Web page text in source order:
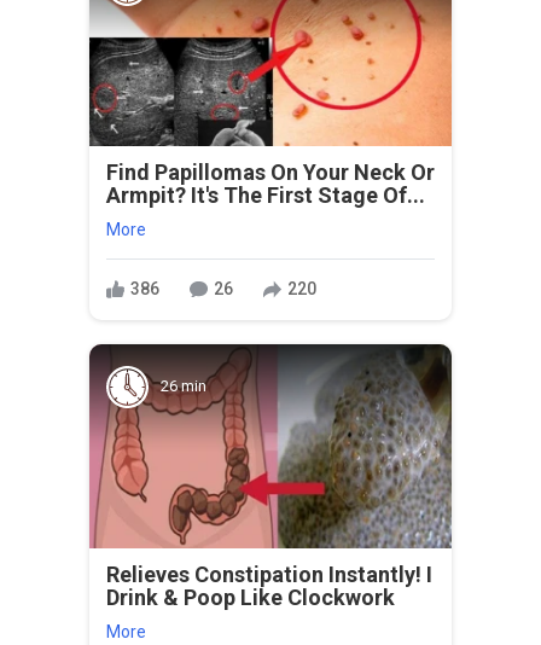
Find Papillomas On Your Neck Or
Armpit? It's The First Stage Of...
More
386 26 220
26 min
Relieves Constipation Instantly! I
Drink & Poop Like Clockwork
More